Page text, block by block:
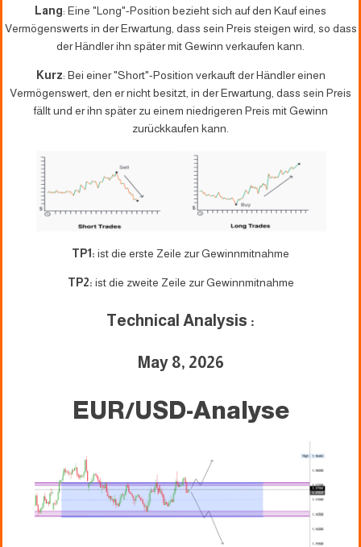
Lang: Eine "Long"-Position bezieht sich auf den Kauf eines
Vermögenswerts in der Erwartung, dass sein Preis steigen wird, so dass
der Händler ihn später mit Gewinn verkaufen kann.
Kurz: Bei einer "Short"-Position verkauft der Händler einen
Vermögenswert, den er nicht besitzt, in der Erwartung, dass sein Preis
fällt und er ihn später zu einem niedrigeren Preis mit Gewinn
zurückkaufen kann.
TP1: ist die erste Zeile zur Gewinnmitnahme
TP2: ist die zweite Zeile zur Gewinnmitnahme
Technical Analysis :
May 8, 2026
EUR/USD-Analyse